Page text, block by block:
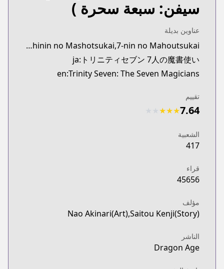
سيفن: سبعة سحرة )
عناوين بديلة
synonyms:Trinity Seven: Shichinin no Mashotsukai,7-nin no Mahoutsukai
ja:トリニティセブン 7人の魔書使い
en:Trinity Seven: The Seven Magicians
تقييم
7.64
★
★
★
الشعبية
417
قراء
45656
مؤلف
Nao Akinari(Art),Saitou Kenji(Story)
الناشر
Dragon Age